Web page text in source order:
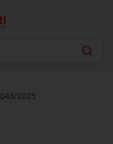
043/2025